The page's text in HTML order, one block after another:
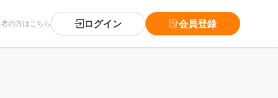
の方はこちら ログイン 会員登録